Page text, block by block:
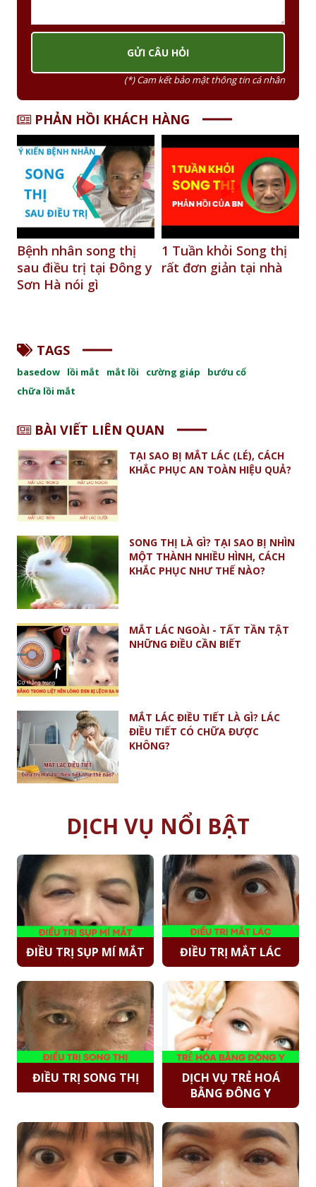
(*) Cam kết bảo mật thông tin cá nhân
PHẢN HỒI KHÁCH HÀNG
1 Tuần khỏi Song thị
rất đơn giản tại nhà
Phản hồi của bệnh
nhân sụp mí, lác
TAGS
basedow lồi mắt mắt lồi cường giáp
bướu cổ
chữa lồi mắt
BÀI VIẾT LIÊN QUAN
TẠI SAO BỊ MẮT LÁC (LÉ), CÁCH
KHẮC PHỤC AN TOÀN HIỆU QUẢ?
SONG THỊ LÀ GÌ? TẠI SAO BỊ NHÌN
MỘT THÀNH NHIỀU HÌNH, CÁCH
KHẮC PHỤC NHƯ THẾ NÀO?
MẮT LÁC NGOÀI - TẤT TẦN TẬT
NHỮNG ĐIỀU CẦN BIẾT
MẮT LÁC ĐIỀU TIẾT LÀ GÌ? LÁC
ĐIỀU TIẾT CÓ CHỮA ĐƯỢC
KHÔNG?
DỊCH VỤ NỔI BẬT
ĐIỀU TRỊ SỤP MÍ MẮT ĐIỀU TRỊ MẮT LÁC
ĐIỀU TRỊ SONG THỊ
DỊCH VỤ TRẺ HOÁ
BẰNG ĐÔNG Y